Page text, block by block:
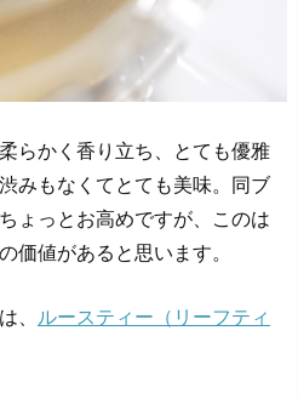
らかく香り立ち、とても優雅
みもなくてとても美味。同ブ
ょっとお高めですが、このは
価値があると思います。
、 ルースティー（リーフティ